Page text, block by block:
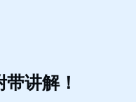
讲解！